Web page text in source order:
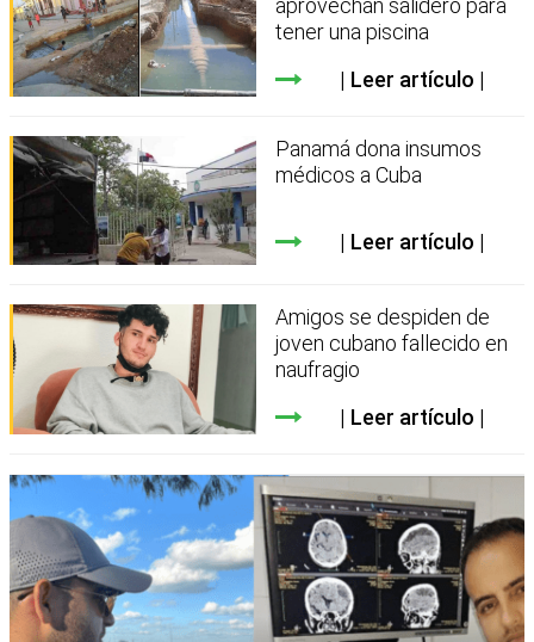
aprovechan salidero para
tener una piscina
Leer artículo
Panamá dona insumos
médicos a Cuba
Leer artículo
Amigos se despiden de
joven cubano fallecido en
naufragio
Leer artículo